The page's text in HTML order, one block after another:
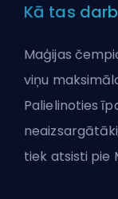
Kā tas
Maģijas
viņu
Palielinoties
tiek atsisti pie